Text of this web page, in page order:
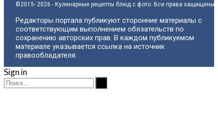
©2015- 2026 - Кулинарные рецепты блюд с фото. Все права защищены.
Редакторы портала публикуют сторонние материалы с
соответствующим выполнением обязательств по
сохранению авторских прав. В каждом публикуемом
материале указывается ссылка на источник
правообладателя.
Sign in